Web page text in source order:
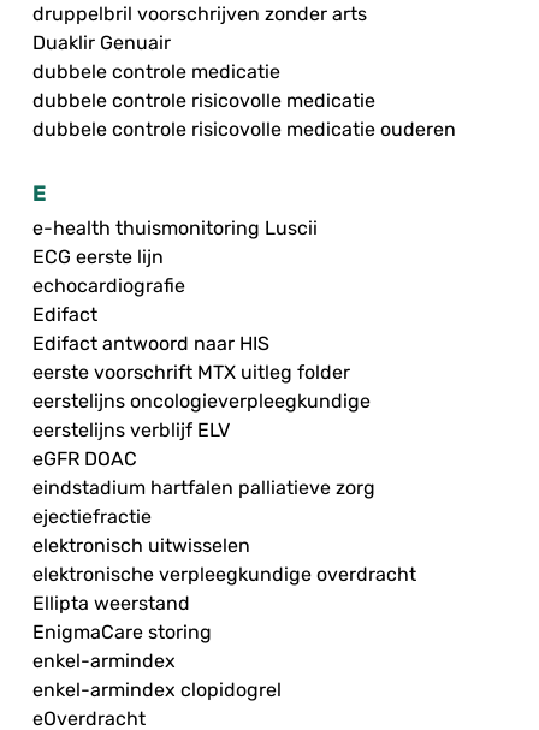
druppelbril voorschrijven zonder arts
Duaklir Genuair
dubbele controle medicatie
dubbele controle risicovolle medicatie
dubbele controle risicovolle medicatie ouderen
E
e-health thuismonitoring Luscii
ECG eerste lijn
echocardiografie
Edifact
Edifact antwoord naar HIS
eerste voorschrift MTX uitleg folder
eerstelijns oncologieverpleegkundige
eerstelijns verblijf ELV
eGFR DOAC
eindstadium hartfalen palliatieve zorg
ejectiefractie
elektronisch uitwisselen
elektronische verpleegkundige overdracht
Ellipta weerstand
EnigmaCare storing
enkel-armindex
enkel-armindex clopidogrel
eOverdracht